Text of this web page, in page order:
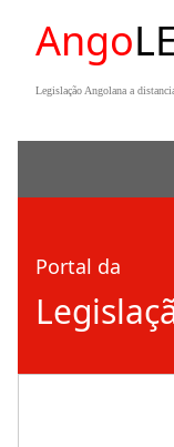
Ango
Legislação Angolana a
Portal da